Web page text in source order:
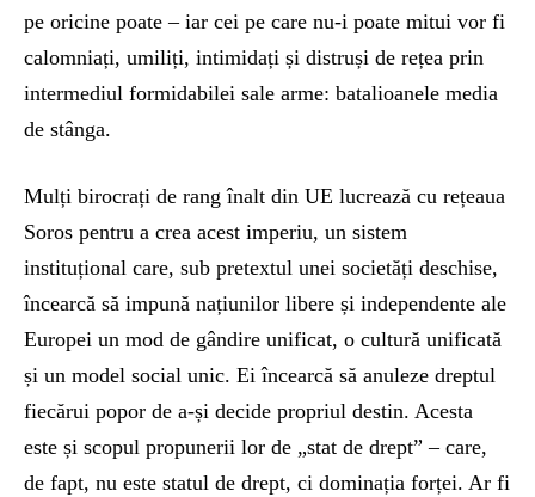
pe oricine poate – iar cei pe care nu-i poate mitui vor fi
calomniați, umiliți, intimidați și distruși de rețea prin
intermediul formidabilei sale arme: batalioanele media
de stânga.
Mulți birocrați de rang înalt din UE lucrează cu rețeaua
Soros pentru a crea acest imperiu, un sistem
instituțional care, sub pretextul unei societăți deschise,
încearcă să impună națiunilor libere și independente ale
Europei un mod de gândire unificat, o cultură unificată
și un model social unic. Ei încearcă să anuleze dreptul
fiecărui popor de a-și decide propriul destin. Acesta
este și scopul propunerii lor de „stat de drept” – care,
de fapt, nu este statul de drept, ci dominația forței. Ar fi